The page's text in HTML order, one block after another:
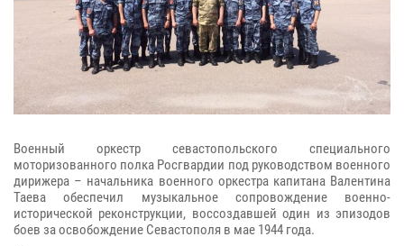
Военный оркестр севастопольского специального
моторизованного полка Росгвардии под руководством военного
дирижера – начальника военного оркестра капитана Валентина
Таева обеспечил музыкальное сопровождение военно-
исторической реконструкции, воссоздавшей один из эпизодов
боев за освобождение Севастополя в мае 1944 года.